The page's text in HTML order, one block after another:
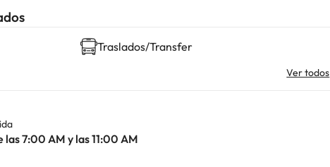
Traslados/Transfer
Ver todos
las 7:00 AM y las 11:00 AM